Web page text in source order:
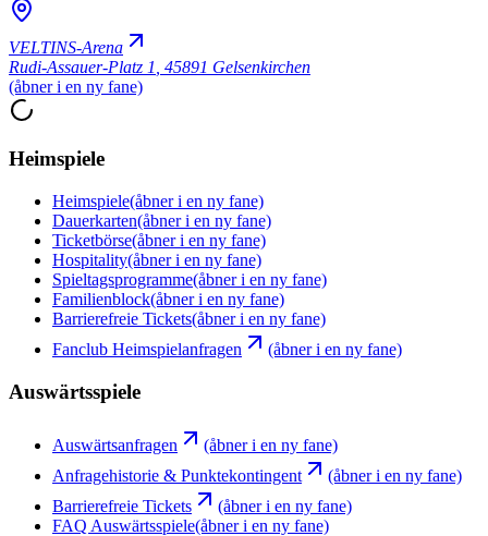
VELTINS-Arena
Rudi-Assauer-Platz 1 45891 Gelsenkirchen
(åbner i en ny fane)
Heimspiele
Heimspiele(åbner i en ny fane)
Dauerkarten(åbner i en ny fane)
Ticketbörse(åbner i en ny fane)
Hospitality(åbner i en ny fane)
Spieltagsprogramme(åbner i en ny fane)
Familienblock(åbner i en ny fane)
Barrierefreie Tickets(åbner i en ny fane)
Fanclub Heimspielanfragen
(åbner i en ny fane)
Auswärtsspiele
Auswärtsanfragen
(åbner i en ny fane)
Anfragehistorie & Punktekontingent
(åbner i en ny fane)
Barrierefreie Tickets
(åbner i en ny fane)
FAQ Auswärtsspiele(åbner i en ny fane)